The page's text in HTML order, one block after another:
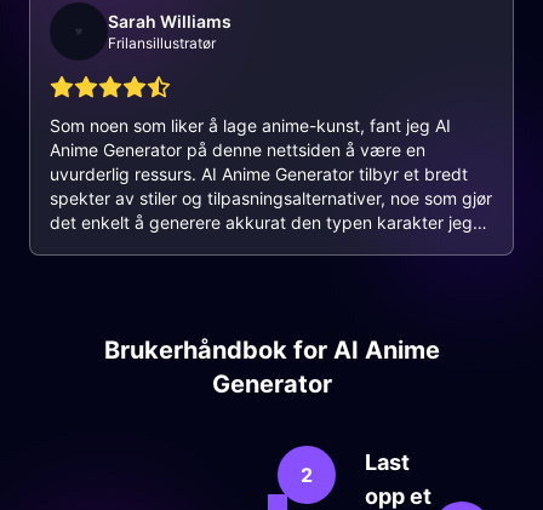
mine favorittverktøy for å lage unike og personlige
anime-karakterer. Kudos til utviklerne for en så
innovativ funksjon!
Sarah Williams
Frilansillustratør
Som noen som liker å lage anime-kunst, fant jeg AI
Anime Generator på denne nettsiden å være en
uvurderlig ressurs. AI Anime Generator tilbyr et bredt
spekter av stiler og tilpasningsalternativer, noe som gjør
det enkelt å generere akkurat den typen karakter jeg
fantastisk tillegg til enhver kunstners verktøykasse, og
Brukerhåndbok for AI Anime
Generator
2
Last
opp et